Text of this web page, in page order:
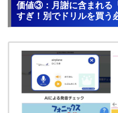
価値③：月謝に含まれる
すぎ！別でドリルを買う